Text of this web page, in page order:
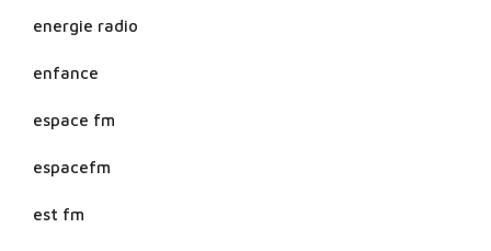
energie radio
enfance
espace fm
espacefm
est fm